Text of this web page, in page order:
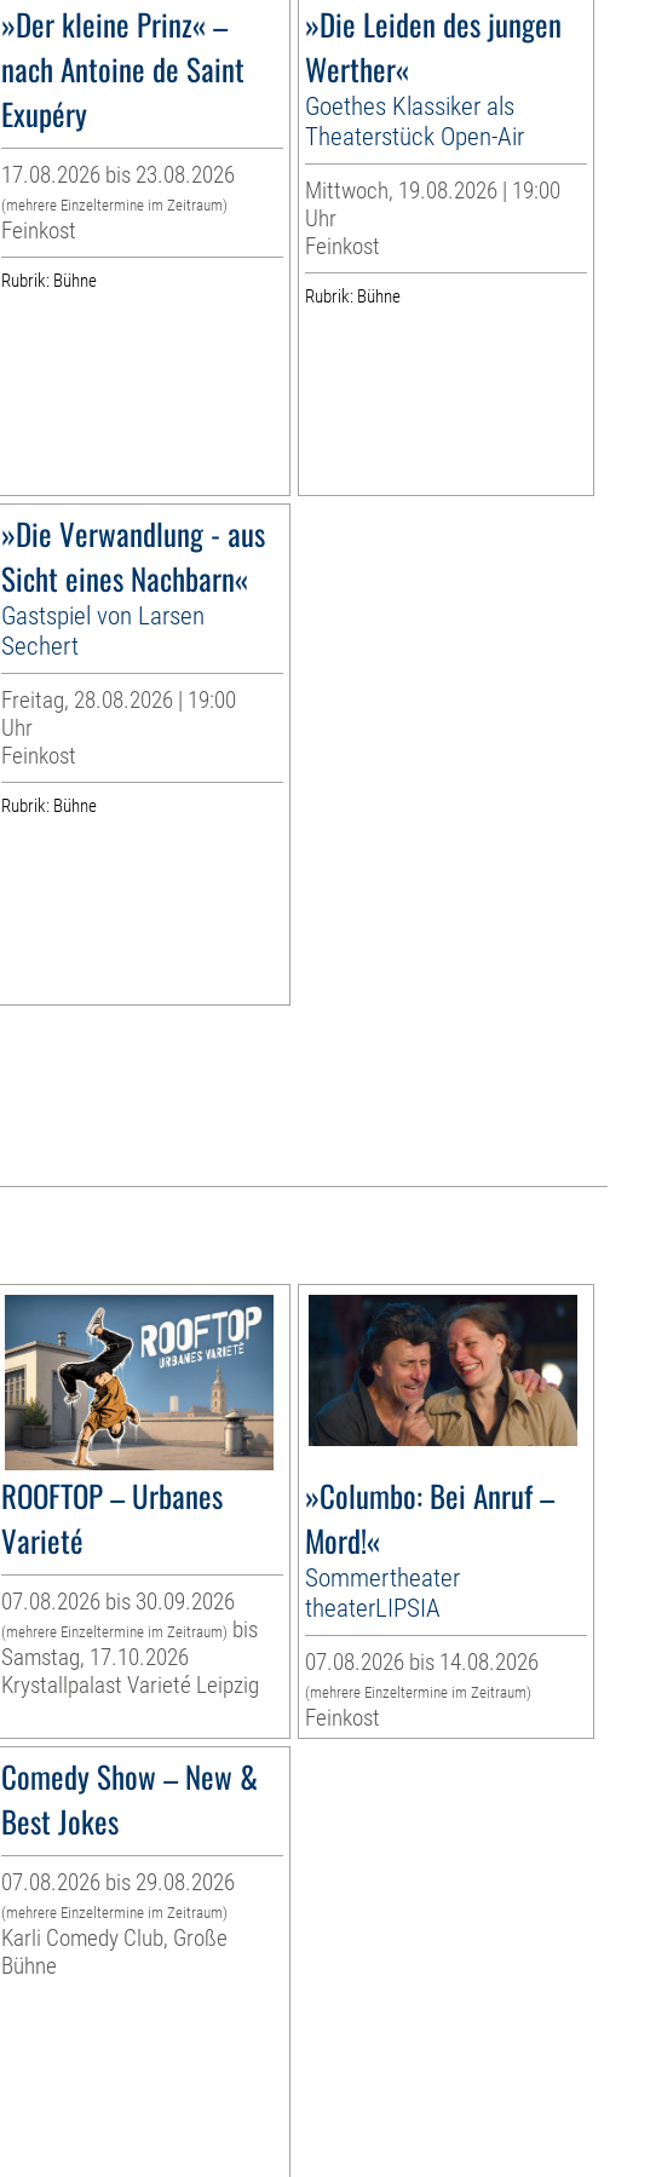
»Der kleine Prinz« –
nach Antoine de Saint
Exupéry
17.08.2026 bis 23.08.2026
(mehrere Einzeltermine im Zeitraum)
Feinkost
Rubrik: Bühne
»Die Leiden des jungen
Werther«
Goethes Klassiker als
Theaterstück Open-Air
Mittwoch, 19.08.2026 | 19:00
Uhr
Feinkost
Rubrik: Bühne
»Die Verwandlung - aus
Sicht eines Nachbarn«
Gastspiel von Larsen
Sechert
Freitag, 28.08.2026 | 19:00
Uhr
Feinkost
Rubrik: Bühne
ROOFTOP – Urbanes
Varieté
07.08.2026 bis 30.09.2026
(mehrere Einzeltermine im Zeitraum) bis
Samstag, 17.10.2026
Krystallpalast Varieté Leipzig
»Columbo: Bei Anruf –
Mord!«
Sommertheater
theaterLIPSIA
07.08.2026 bis 14.08.2026
(mehrere Einzeltermine im Zeitraum)
Feinkost
Comedy Show – New &
Best Jokes
07.08.2026 bis 29.08.2026
(mehrere Einzeltermine im Zeitraum)
Karli Comedy Club, Große
Bühne